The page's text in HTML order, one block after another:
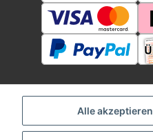
Alle akzeptieren